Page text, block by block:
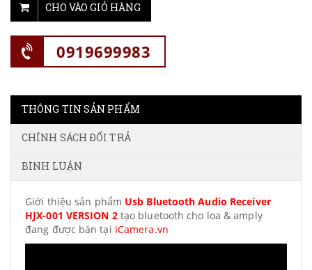
CHO VÀO GIỎ HÀNG
0919699983
THÔNG TIN SẢN PHẨM
CHÍNH SÁCH ĐỔI TRẢ
BÌNH LUẬN
Giới thiệu sản phẩm Usb Bluetooth Audio Receiver
HJX-001 VERSION 2 tạo bluetooth cho loa & amply
đang được bán tại iCamera.vn